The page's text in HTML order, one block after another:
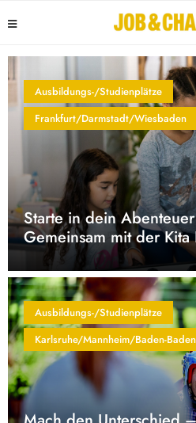
Ausbildungs-/Studienplätze
Frankfurt/Darmstadt/Wiesbaden
Starte in dein
Gemeinsam mit der Kita
Ausbildungs-/Studienplätze
Karlsruhe/Mannheim/Baden-Baden